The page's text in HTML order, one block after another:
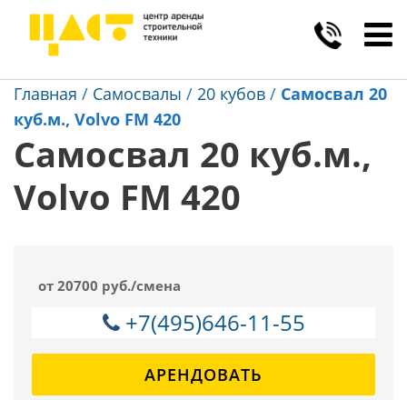
Главная / Самосвалы / 20 кубов / Самосвал 20
куб.м., Volvo FM 420
Самосвал 20 куб.м.,
Volvo FM 420
от 20700 руб./смена
+7(495)646-11-55
АРЕНДОВАТЬ